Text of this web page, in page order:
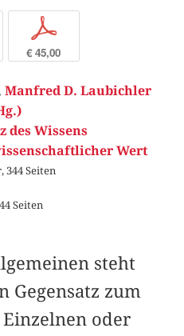
p
€ 45,00
Manfred D. Laubichler
des Wissens
Wert
344 Seiten
Seiten
steht
Gegensatz zum
oder